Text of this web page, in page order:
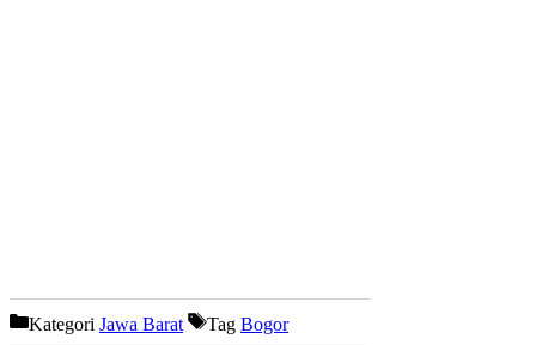
Kategori Jawa Barat Tag Bogor